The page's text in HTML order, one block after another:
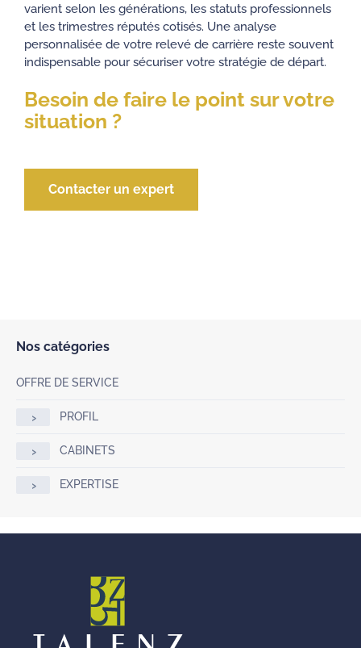
varient selon les générations, les statuts professionnels
et les trimestres réputés cotisés. Une analyse
personnalisée de votre relevé de carrière reste souvent
indispensable pour sécuriser votre stratégie de départ.
Besoin de faire le point sur votre
situation ?
Contacter un expert
Nos catégories
OFFRE DE SERVICE
PROFIL
CABINETS
EXPERTISE